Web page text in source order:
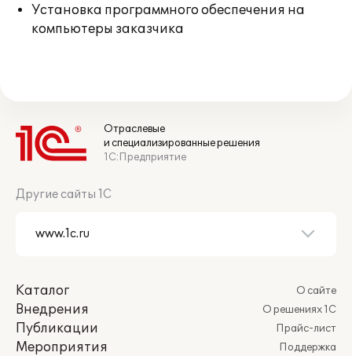
Установка программного обеспечения на
компьютеры заказчика
Отраслевые
и специализированные решения
1С:Предприятие
Другие сайты 1С
Каталог
Внедрения
Публикации
Мероприятия
О сайте
О решениях 1С
Прайс-лист
Поддержка